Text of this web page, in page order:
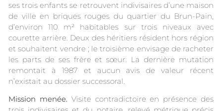
ses trois enfants se retrouvent indivisaires d’une maison
de ville en briques rouges du quartier du Brun-Pain,
d’environ 110 m² habitables sur trois niveaux avec
courette arrière. Deux des héritiers résident hors région
et souhaitent vendre ; le troisième envisage de racheter
les parts de ses frère et sœur. La dernière mutation
remontait à 1987 et aucun avis de valeur récent
n’existait au dossier successoral.
Mission menée.Visite contradictoire en présence des